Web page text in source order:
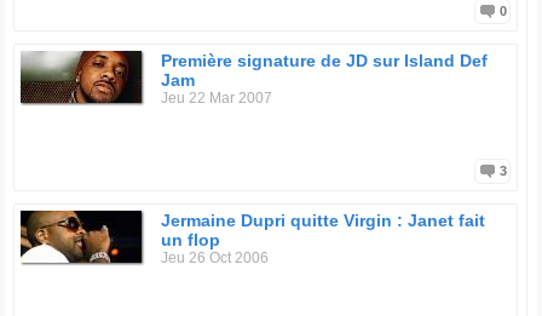
0
Première signature de JD sur Island Def
Jam
Jeu 22 Mar 2007
3
Jermaine Dupri quitte Virgin : Janet fait
un flop
Jeu 26 Oct 2006